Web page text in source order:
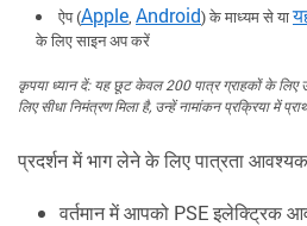
ऐप (Apple, Android) के माध्यम से या
के लिए साइन अप करें
कृपया ध्यान दें: यह छूट केवल 200 पात्र ग्राहकों के लिए
लिए सीधा निमंत्रण मिला है, उन्हें नामांकन प्रक्रिया में
प्रदर्शन में भाग लेने के लिए पात्रता
वर्तमान में आपको PSE इलेक्ट्रिक